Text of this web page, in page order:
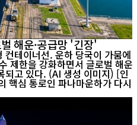
해운·공급망 '긴장'
테이너선. 운하 당국이 가뭄에
제한을 강화하면서 글로벌 해운
고 있다. (AI 생성 이미지) [인
핵심 통로인 파나마운하가 다시